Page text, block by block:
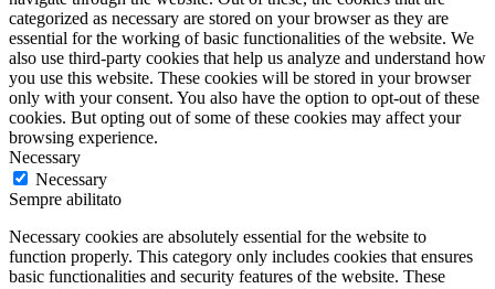
categorized as necessary are stored on your browser as they are
essential for the working of basic functionalities of the website. We
also use third-party cookies that help us analyze and understand how
you use this website. These cookies will be stored in your browser
only with your consent. You also have the option to opt-out of these
cookies. But opting out of some of these cookies may affect your
browsing experience.
Necessary
Necessary
Sempre abilitato
Necessary cookies are absolutely essential for the website to
function properly. This category only includes cookies that ensures
basic functionalities and security features of the website. These